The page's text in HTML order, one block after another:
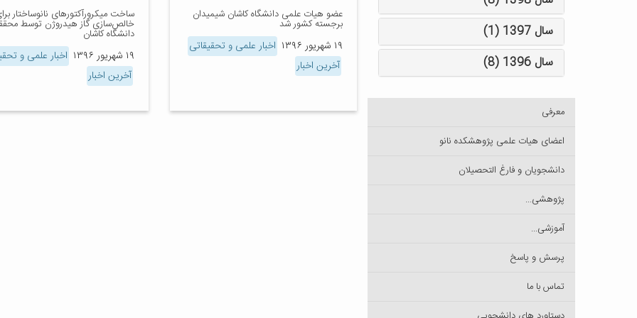
عضو هیات علمی دانشگاه کاشان شیمیدان
برجسته کشور شد
۱۹ شهریور ۱۳۹۶
اخبار علمی و تحقیقاتی
آخرین اخبار
ساخت میکرورآکتورهای نانوساختار
خالص‌سازی گاز هیدروژن توسط
دانشگاه کاشان
۱۹ شهریور ۱۳۹۶
اخبار علمی و
آخرین اخبار
سال 1397 (1)
سال 1396 (8)
معرفی
اعضای هیات علمی پژوهشکده نانو
دانشجویان و فارغ التحصیلان
پژوهشی...
آموزشی...
پرسش و پاسخ
تماس با ما